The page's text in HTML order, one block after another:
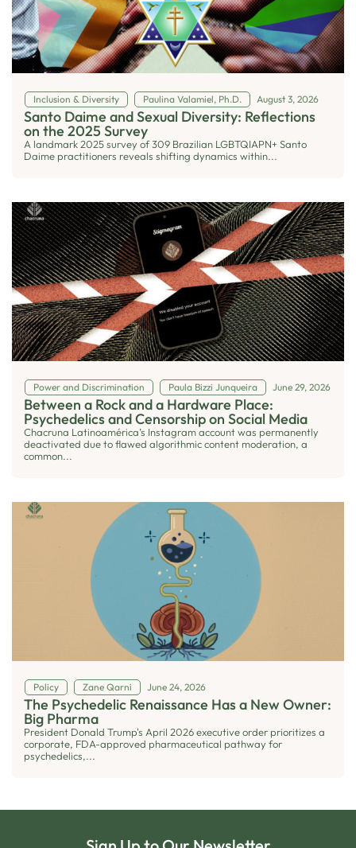
Inclusion & Diversity Paulina Valamiel, Ph.D. August 3, 2026
Santo Daime and Sexual Diversity: Reflections
on the 2025 Survey
A landmark 2025 survey of 309 Brazilian LGBTQIAPN+ Santo
Daime practitioners reveals shifting dynamics within...
Power and Discrimination Paula Bizzi Junqueira June 29, 2026
Between a Rock and a Hardware Place:
Psychedelics and Censorship on Social Media
Chacruna Latinoamérica’s Instagram account was permanently
deactivated due to flawed algorithmic content moderation, a
common...
Policy Zane Qarni June 24, 2026
The Psychedelic Renaissance Has a New Owner:
Big Pharma
President Donald Trump's April 2026 executive order prioritizes a
corporate, FDA-approved pharmaceutical pathway for
psychedelics,...